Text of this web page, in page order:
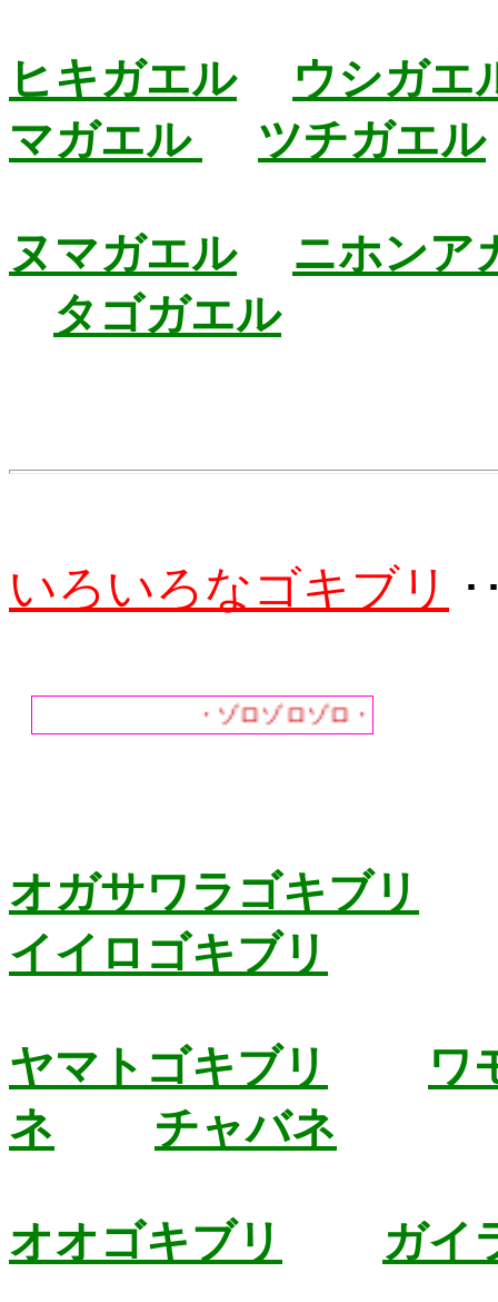
ヒキガエル
ウシガエ
マガエル
ツチガエル
ヌマガエル
ニホンア
タゴガエル
いろいろなゴキブリ
・ゾロゾロゾロ・我が家のゴ
オガサワラゴキブリ
イイロゴキブリ
ヤマトゴキブリ
ワ
ネ
チャバネ
オオゴキブリ ガイ